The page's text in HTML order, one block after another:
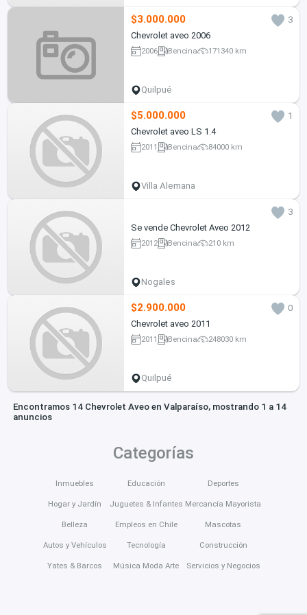
$3.000.000
3
Chevrolet aveo 2006
2006 Bencina 171340 km
Quilpué
$5.000.000
1
Chevrolet aveo LS 1.4
2011 Bencina 84000 km
Villa Alemana
3
Se vende Chevrolet Aveo 2012
2012 Bencina 210 km
Nogales
$2.900.000
0
Chevrolet aveo 2011
2011 Bencina 248030 km
Quilpué
Encontramos 14 Chevrolet Aveo en Valparaíso, mostrando 1 a 14
anuncios
Categorías
Inmuebles
Hogar y Jardín
Belleza
Autos y Vehículos
Yates & Barcos
Educación
Juguetes & Infantes
Empleos en Chile
Tecnología
Música Moda Arte
Deportes
Mercancía Mayorista
Mascotas
Construcción
Servicios y Negocios